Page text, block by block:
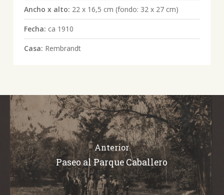
Ancho x alto: 22 x 16,5 cm (fondo: 32 x 27 cm)
Fecha: ca 1910
Casa: Rembrandt
Anterior
Paseo al Parque Caballero